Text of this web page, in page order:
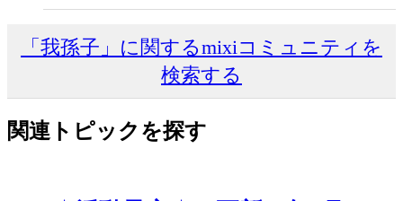
「我孫子」に関するmixiコミュニティを
検索する
関連トピックを探す